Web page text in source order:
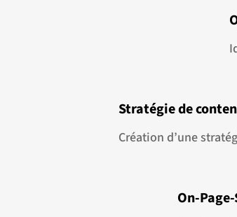
Stratégie de
Création d’une
On-Page-